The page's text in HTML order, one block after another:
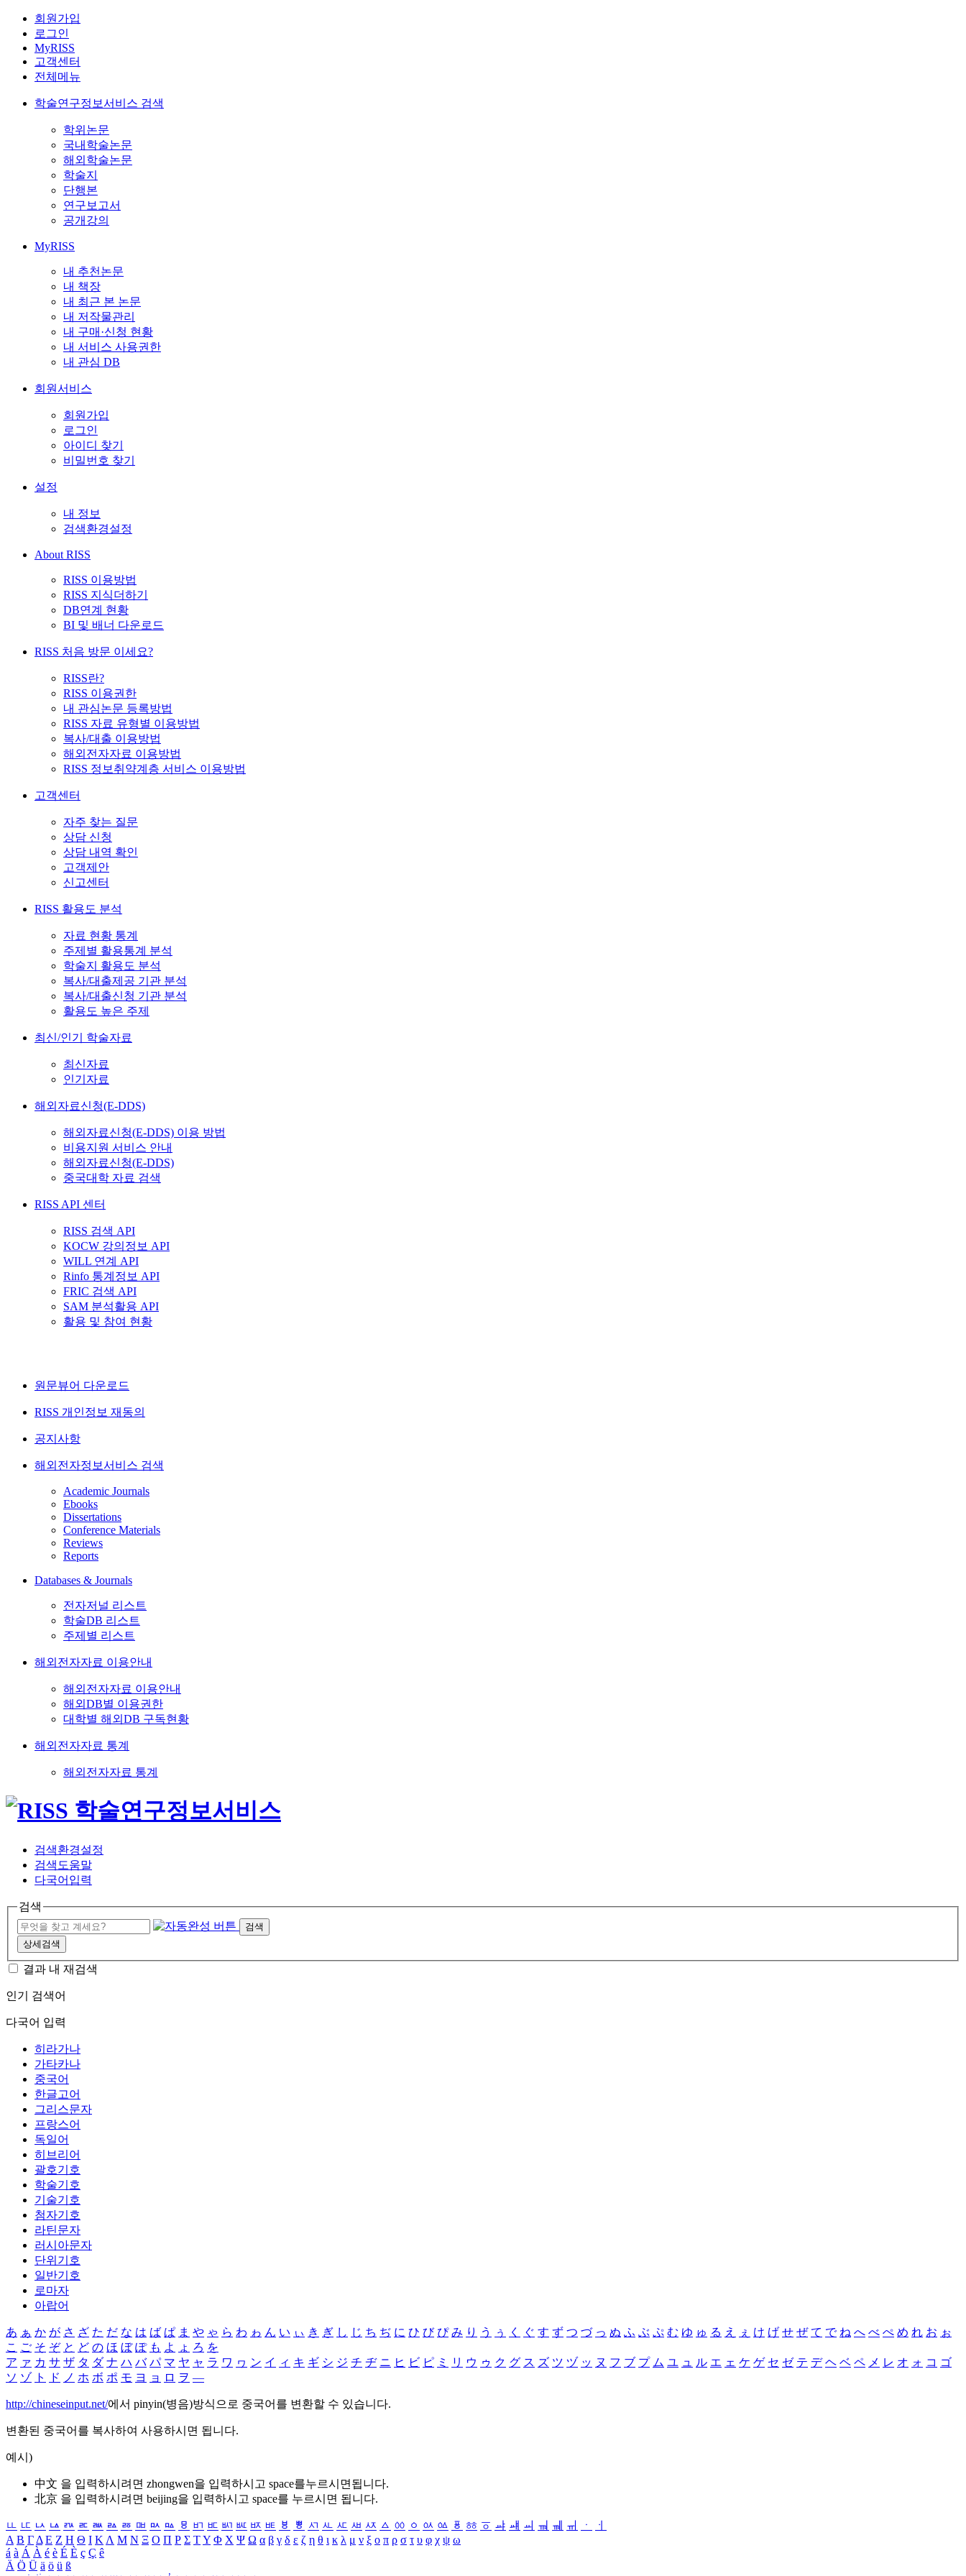
회원가입
로그인
MyRISS
고객센터
전체메뉴
학술연구정보서비스 검색
학위논문
국내학술논문
해외학술논문
학술지
단행본
연구보고서
공개강의
MyRISS
내 추천논문
내 책장
내 최근 본 논문
내 저작물관리
내 구매·신청 현황
내 서비스 사용권한
내 관심 DB
회원서비스
회원가입
로그인
아이디 찾기
비밀번호 찾기
설정
내 정보
검색환경설정
About RISS
RISS 이용방법
RISS 지식더하기
DB연계 현황
BI 및 배너 다운로드
RISS 처음 방문 이세요?
RISS란?
RISS 이용권한
내 관심논문 등록방법
RISS 자료 유형별 이용방법
복사/대출 이용방법
해외전자자료 이용방법
RISS 정보취약계층 서비스 이용방법
고객센터
자주 찾는 질문
상담 신청
상담 내역 확인
고객제안
신고센터
RISS 활용도 분석
자료 현황 통계
주제별 활용통계 분석
학술지 활용도 분석
복사/대출제공 기관 분석
복사/대출신청 기관 분석
활용도 높은 주제
최신/인기 학술자료
최신자료
인기자료
해외자료신청(E-DDS)
해외자료신청(E-DDS) 이용 방법
비용지원 서비스 안내
해외자료신청(E-DDS)
중국대학 자료 검색
RISS API 센터
RISS 검색 API
KOCW 강의정보 API
WILL 연계 API
Rinfo 통계정보 API
FRIC 검색 API
SAM 분석활용 API
활용 및 참여 현황
원문뷰어 다운로드
RISS 개인정보 재동의
공지사항
해외전자정보서비스 검색
Academic Journals
Ebooks
Dissertations
Conference Materials
Reviews
Reports
Databases & Journals
전자저널 리스트
학술DB 리스트
주제별 리스트
해외전자자료 이용안내
해외전자자료 이용안내
해외DB별 이용권한
대학별 해외DB 구독현황
해외전자자료 통계
해외전자자료 통계
검색환경설정
검색도움말
다국어입력
검색
검색
상세검색
결과 내 재검색
인기 검색어
다국어 입력
히라가나
가타카나
중국어
한글고어
그리스문자
프랑스어
독일어
히브리어
괄호기호
학술기호
기술기호
첨자기호
라틴문자
러시아문자
단위기호
일반기호
로마자
아랍어
あ ぁ か が さ ざ た だ な は ば ぱ ま や ゃ ら わ ゎ ん い ぃ き ぎ し じ ち ぢ に ひ び ぴ み り う ぅ く ぐ す ず つ づ っ ぬ ふ ぶ ぷ む ゆ ゅ る え ぇ け げ せ ぜ て で ね へ べ ぺ め れ お ぉ
こ ご そ ぞ と ど の ほ ぼ ぽ も よ ょ ろ を
ア ァ カ サ ザ タ ダ ナ ハ バ パ マ ヤ ャ ラ ワ ヮ ン イ ィ キ ギ シ ジ チ ヂ ニ ヒ ビ ピ ミ リ ウ ゥ ク グ ス ズ ツ ヅ ッ ヌ フ ブ プ ム ユ ュ ル エ ェ ケ ゲ セ ゼ テ デ ヘ ベ ペ メ レ オ ォ コ ゴ
ソ ゾ ト ド ノ ホ ボ ポ モ ヨ ョ ロ ヲ ―
http://chineseinput.net/에서 pinyin(병음)방식으로 중국어를 변환할 수 있습니다.
변환된 중국어를 복사하여 사용하시면 됩니다.
예시)
中文 을 입력하시려면 zhongwen을 입력하시고 space를누르시면됩니다.
北京 을 입력하시려면 beijing을 입력하시고 space를 누르시면 됩니다.
ㅥ ㅦ ㅧ ㅨ ㅩ ㅪ ㅫ ㅬ ㅭ ㅮ ㅯ ㅰ ㅱ ㅲ ㅳ ㅴ ㅵ ㅶ ㅷ ㅸ ㅹ ㅺ ㅻ ㅼ ㅽ ㅾ ㅿ ㆀ ㆁ ㆂ ㆃ ㆄ ㆅ ㆆ ㆇ ㆈ ㆉ ㆊ ㆋ ㆌ ㆍ
ㆎ
Α Β ΓΔ Ε Ζ Η Θ Ι ΚΛ Μ Ν Ξ Ο Π Ρ Σ ΤΥ Φ Χ Ψ Ω α β γ δ ε ζ η θ ι κ λ μ ν ξ ο π ρ σ τ υ φ χ ψ ω
á à Á À é è É È ç Ç ê
Ä Ö Ü ä ö ü ß